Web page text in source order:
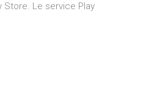
Le service Play